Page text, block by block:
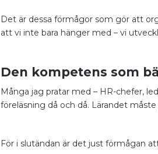
Det är dessa förmågor som gör att
att vi inte bara hänger med – vi
Den kompetens som
Många jag pratar med – HR-chefer,
föreläsning då och då. Lärandet
För i slutändan är det just förmågan